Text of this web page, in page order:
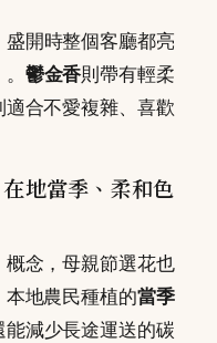
開時整個客廳都亮
鬱金香則帶有輕柔
合不愛複雜、喜歡
地當季、柔和色
念，母親節選花也
地農民種植的當季
減少長途運送的碳